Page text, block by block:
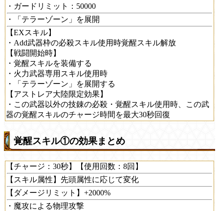
・ガードリミット：50000
・「テラーゾーン」を展開
【EXスキル】
・Add武器枠の必殺スキル使用時覚醒スキル解放
【戦闘開始時】
・覚醒スキルを装備する
・火力武器専用スキル使用時
・「テラーゾーン」を展開する
【アストレア大陸限定効果】
・この武器以外の技錬の必殺・覚醒スキル使用時、この武
器の覚醒スキルのチャージ時間を最大30秒回復
覚醒スキル①の効果まとめ
【チャージ：30秒】【使用回数：8回】
【スキル属性】先頭属性に応じて変化
【ダメージリミット】+2000%
・魔攻による物理攻撃